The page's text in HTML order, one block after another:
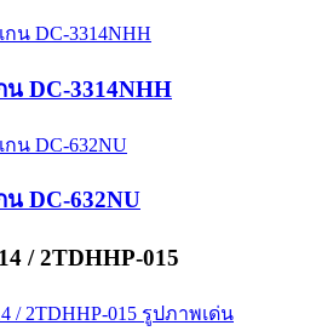
DC-3314NHH
DC-632NU
/ 2TDHHP-015